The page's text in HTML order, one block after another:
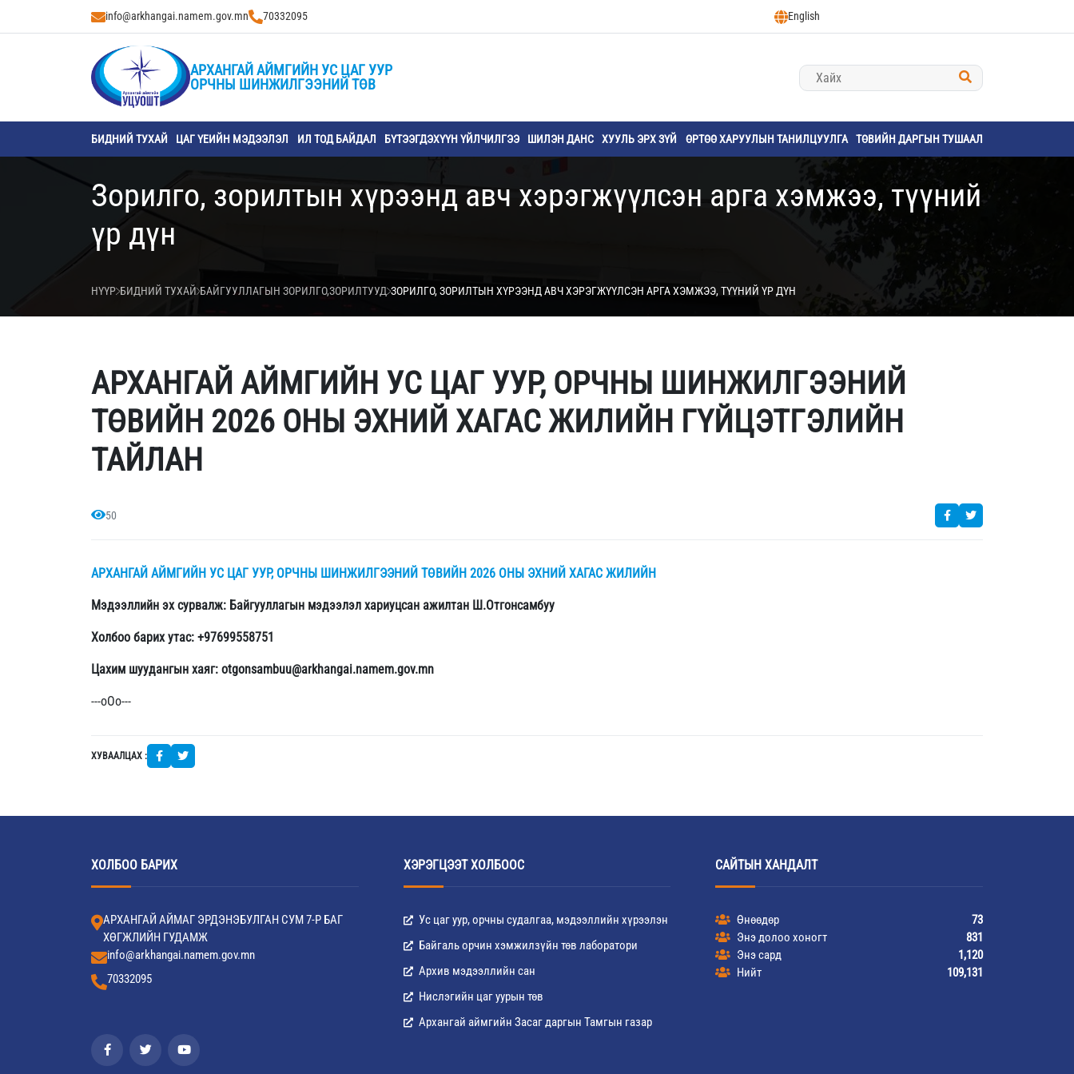
info@arkhangai.namem.gov.mn 70332095 English
АРХАНГАЙ АЙМГИЙН УС ЦАГ УУР
ОРЧНЫ ШИНЖИЛГЭЭНИЙ ТӨВ
БИДНИЙ ТУХАЙ ЦАГ ҮЕИЙН МЭДЭЭЛЭЛ ИЛ ТОД БАЙДАЛ БҮТЭЭГДЭХҮҮН ҮЙЛЧИЛГЭЭ ШИЛЭН ДАНС ХУУЛЬ ЭРХ ЗҮЙ ӨРТӨӨ ХАРУУЛЫН ТАНИЛЦУУЛГА ТӨВИЙН ДАРГЫН ТУШААЛ
Зорилго, зорилтын хүрээнд авч хэрэгжүүлсэн арга хэмжээ, түүний
үр дүн
НҮҮР БИДНИЙ ТУХАЙ БАЙГУУЛЛАГЫН ЗОРИЛГО,ЗОРИЛТУУД ЗОРИЛГО, ЗОРИЛТЫН ХҮРЭЭНД АВЧ ХЭРЭГЖҮҮЛСЭН АРГА ХЭМЖЭЭ, ТҮҮНИЙ ҮР ДҮН
АРХАНГАЙ АЙМГИЙН УС ЦАГ УУР, ОРЧНЫ ШИНЖИЛГЭЭНИЙ
ТӨВИЙН 2026 ОНЫ ЭХНИЙ ХАГАС ЖИЛИЙН ГҮЙЦЭТГЭЛИЙН
ТАЙЛАН
50
АРХАНГАЙ АЙМГИЙН УС ЦАГ УУР, ОРЧНЫ ШИНЖИЛГЭЭНИЙ ТӨВИЙН 2026 ОНЫ ЭХНИЙ ХАГАС ЖИЛИЙН
Мэдээллийн эх сурвалж: Байгууллагын мэдээлэл хариуцсан ажилтан Ш.Отгонсамбуу
Холбоо барих утас: +97699558751
Цахим шуудангын хаяг: otgonsambuu@arkhangai.namem.gov.mn
---оОо---
ХУВААЛЦАХ :
ХОЛБОО БАРИХ
АРХАНГАЙ АЙМАГ ЭРДЭНЭБУЛГАН СУМ 7-Р БАГ
ХӨГЖЛИЙН ГУДАМЖ
info@arkhangai.namem.gov.mn
70332095
ХЭРЭГЦЭЭТ ХОЛБООС
Ус цаг уур, орчны судалгаа, мэдээллийн хүрээлэн
Байгаль орчин хэмжилзүйн төв лаборатори
Архив мэдээллийн сан
Нислэгийн цаг уурын төв
Архангай аймгийн Засаг даргын Тамгын газар
САЙТЫН ХАНДАЛТ
Өнөөдөр
73
Энэ долоо хоногт
831
Энэ сард
1,120
Нийт
109,131